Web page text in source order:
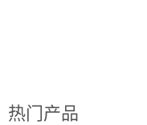
热门产品